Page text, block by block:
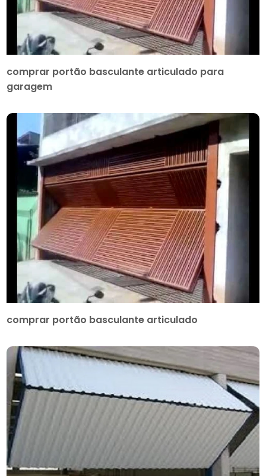
comprar portão basculante articulado para
garagem
comprar portão basculante articulado